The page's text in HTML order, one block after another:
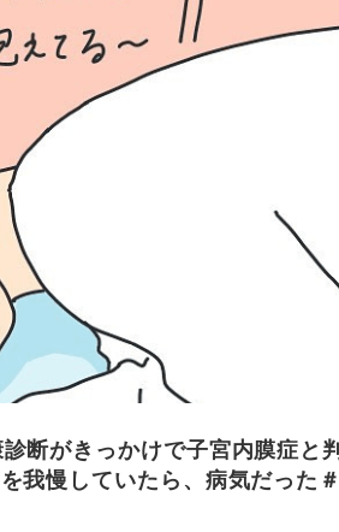
断がきっかけで子宮内膜症と
我慢していたら、病気だった＃